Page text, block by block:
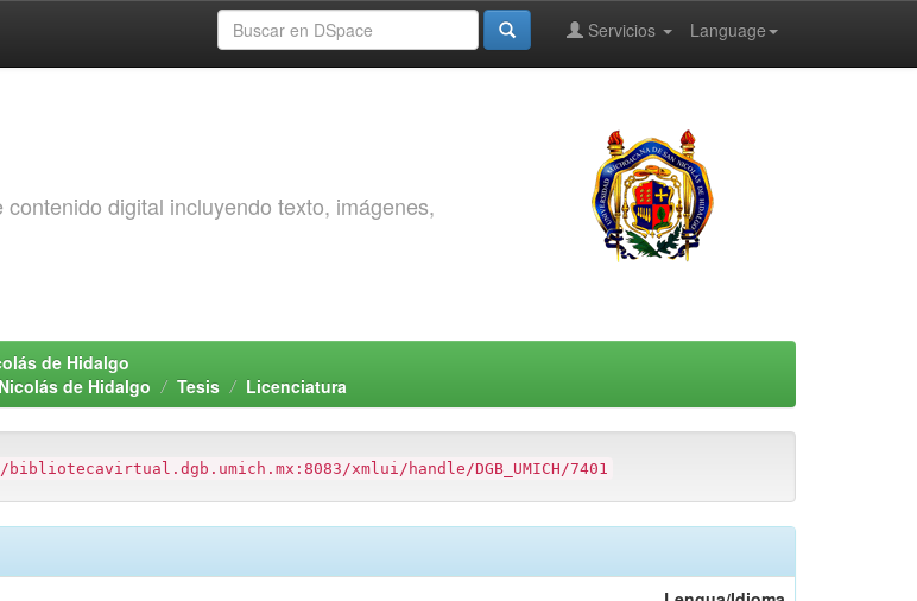
Language
Servicios
digital incluyendo texto, imágenes,
de Hidalgo
de Hidalgo
Tesis Licenciatura
xmlui/handle/DGB_UMICH/7401